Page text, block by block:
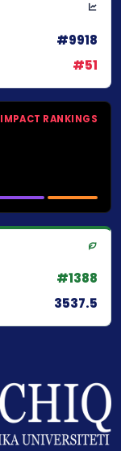
#9918
#51
IMPACT RANKINGS
#1388
3537.5